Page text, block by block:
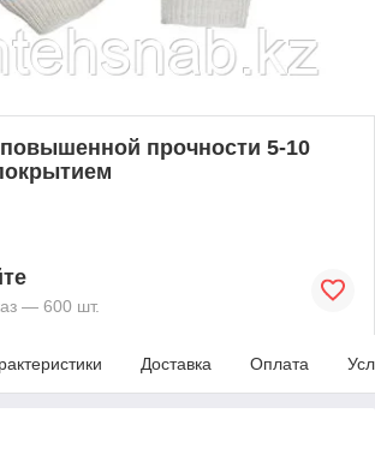
прочности 5-10
— 600 шт.
Доставка Оплата